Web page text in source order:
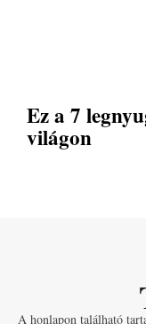
Ez a 7
világon
A honlapon található